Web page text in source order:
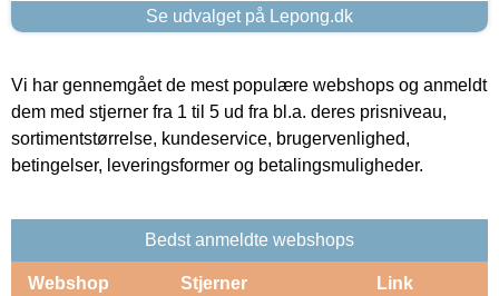
Se udvalget på Lepong.dk
Vi har gennemgået de mest populære webshops og anmeldt
dem med stjerner fra 1 til 5 ud fra bl.a. deres prisniveau,
sortimentstørrelse, kundeservice, brugervenlighed,
betingelser, leveringsformer og betalingsmuligheder.
Bedst anmeldte webshops
Webshop Stjerner Link